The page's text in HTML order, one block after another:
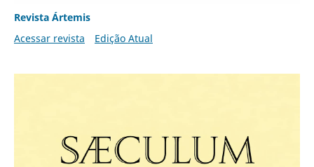
Revista Ártemis
Acessar revista
Edição Atual